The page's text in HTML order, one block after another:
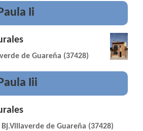
Ii
de Guareña (37428)
Iii
Bj.Villaverde de Guareña (37428)